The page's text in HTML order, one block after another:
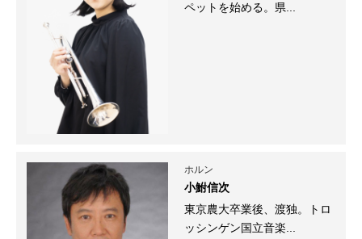
ペットを始める。県...
ホルン
小鮒信次
東京農大卒業後、渡独。トロ
ッシンゲン国立音楽...